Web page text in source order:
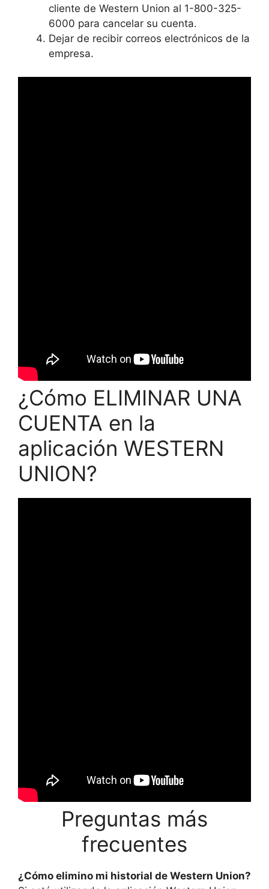
cliente de Western Union al 1-800-325-
6000 para cancelar su cuenta.
Dejar de recibir correos electrónicos de la
empresa.
¿Cómo ELIMINAR UNA
CUENTA en la
aplicación WESTERN
UNION?
Preguntas más
frecuentes
¿Cómo elimino mi historial de Western Union?